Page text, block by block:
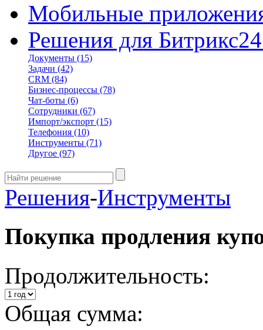
Мобильные
Решения для Битрикс24
Документы (15)
Задачи (42)
CRM (84)
Бизнес-процессы (78)
Чат-боты (6)
Сотрудники (67)
Импорт/экспорт (15)
Телефония (10)
Инструменты (71)
Другое (97)
Решения-Инструменты
Покупка продления
Продолжительность:
Общая сумма: